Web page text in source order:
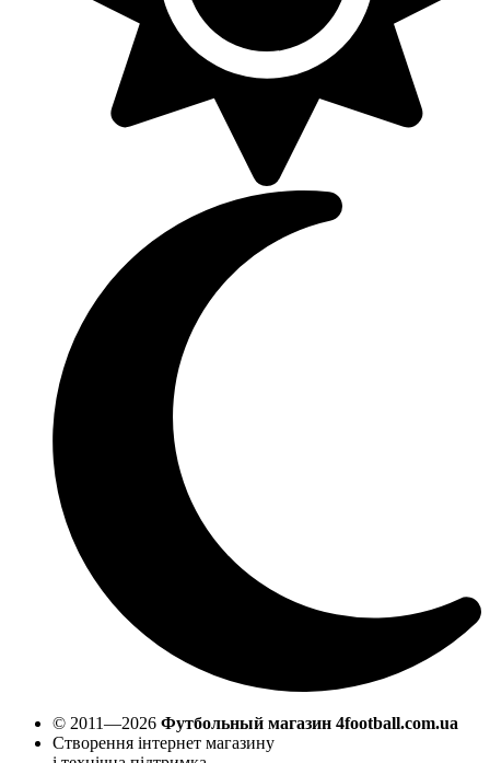
© 2011—2026 Футбольный магазин 4football.com.ua
Створення інтернет магазину